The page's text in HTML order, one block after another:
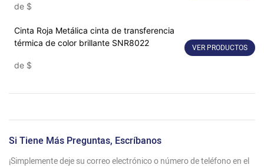
de $
Cinta Roja Metálica cinta de transferencia
térmica de color brillante SNR8022
de $
VER PRODUCTOS
Si Tiene Más Preguntas, Escríbanos
¡Simplemente deje su correo electrónico o número de teléfono en el